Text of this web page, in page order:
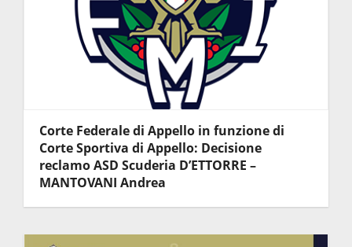
Corte Federale di Appello in funzione di
Corte Sportiva di Appello: Decisione
reclamo ASD Scuderia D’ETTORRE –
MANTOVANI Andrea